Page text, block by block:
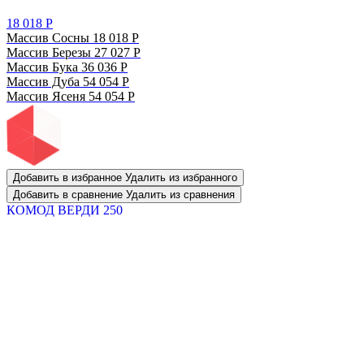
18 018 Р
Массив Сосны 18 018 Р
Массив Березы 27 027 Р
Массив Бука 36 036 Р
Массив Дуба 54 054 Р
Массив Ясеня 54 054 Р
Добавить в избранное Удалить из избранного
Добавить в сравнение Удалить из сравнения
КОМОД ВЕРДИ 250